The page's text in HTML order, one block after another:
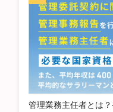
管理業務主任者とは